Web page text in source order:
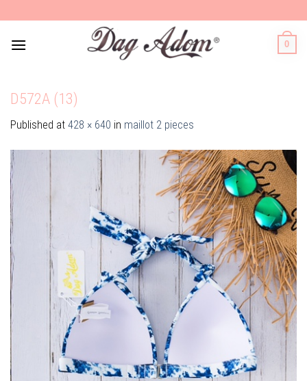
to
content
0
D572A (13)
Published at 428 × 640 in maillot 2 pieces